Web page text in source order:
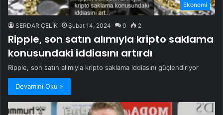
Ekonomi
SERDAR ÇELİK Şubat 14, 2024 0 2
Ripple, son satın alımıyla kripto saklama
konusundaki iddiasını artırdı
Ripple, son satın alımıyla kripto saklama iddiasını güçlendiriyor
Devamını Oku »